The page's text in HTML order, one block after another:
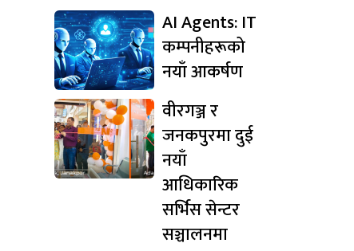
AI Agents: IT
कम्पनीहरूको
नयाँ आकर्षण
वीरगञ्ज र
जनकपुरमा दुई
नयाँ
आधिकारिक
सर्भिस सेन्टर
सञ्चालनमा